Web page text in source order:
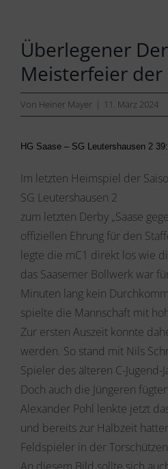
Überlegener
Meisterfeier der
Von Heiner Mayer | 11. März 2024
HG Saase – SG Leutershausen 2
Im letzten Heimspiel der
SG Leutershausen 2
zum letzten Derby „Saase
offiziellen Ehrung für den
legte die mC1 direkt los wie
das Saasemer Bollwerk war
Minuten lang kein
spielte die Mannschaft mit
Zur ersten Auszeit konnte
werden. So stand mit Nils
Spieler des älteren C-Jugend-
Doch auch die Jüngeren
Alexander Pohl lenkte jetzt
und bereits zur Halbzeit
Feldspieler in der